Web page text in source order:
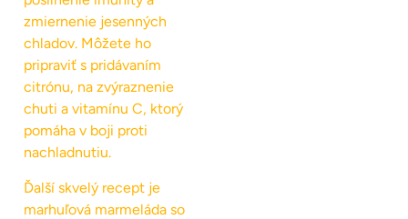
zmiernenie jesenných
chladov. Môžete ho
pripraviť s pridávaním
citrónu, na zvýraznenie
chuti a vitamínu C, ktorý
pomáha v boji proti
nachladnutiu.
Ďalší skvelý recept je
marhuľová marmeláda so